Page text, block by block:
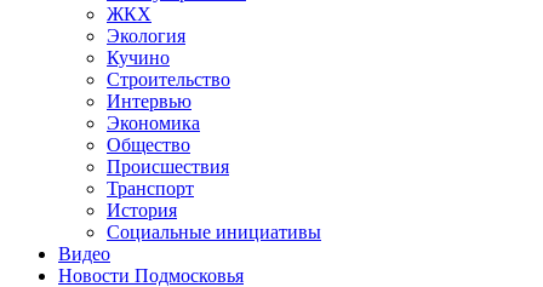
ЖКХ
Экология
Кучино
Строительство
Интервью
Экономика
Общество
Происшествия
Транспорт
История
Социальные инициативы
Видео
Новости Подмосковья